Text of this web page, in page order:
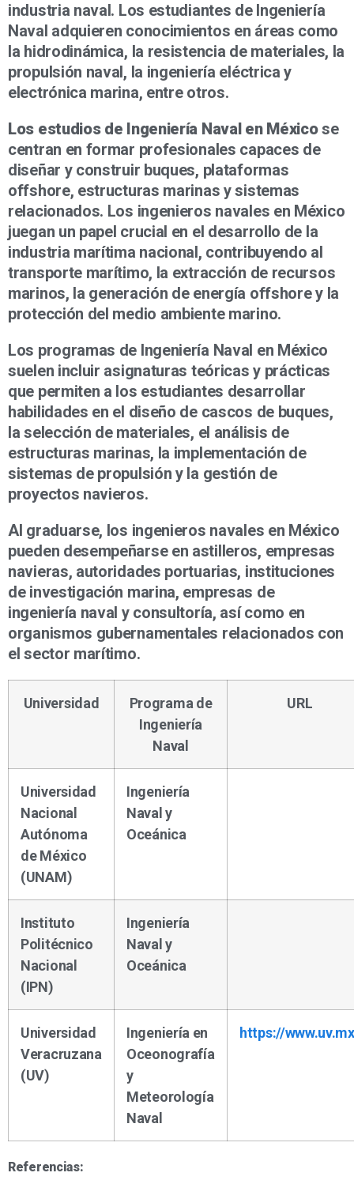
industria naval. Los estudiantes de Ingeniería
Naval adquieren conocimientos en áreas como
la hidrodinámica, la resistencia de materiales, la
propulsión naval, la ingeniería eléctrica y
electrónica marina, entre otros.
Los estudios de Ingeniería Naval en Méxicose
centran en formar profesionales capaces de
diseñar y construir buques, plataformas
offshore, estructuras marinas y sistemas
relacionados. Los ingenieros navales en México
juegan un papel crucial en el desarrollo de la
industria marítima nacional, contribuyendo al
transporte marítimo, la extracción de recursos
marinos, la generación de energía offshore y la
protección del medio ambiente marino.
Los programas de Ingeniería Naval en México
suelen incluir asignaturas teóricas y prácticas
que permiten a los estudiantes desarrollar
habilidades en el diseño de cascos de buques,
la selección de materiales, el análisis de
estructuras marinas, la implementación de
sistemas de propulsión y la gestión de
proyectos navieros.
Al graduarse, los ingenieros navales en México
pueden desempeñarse en astilleros, empresas
navieras, autoridades portuarias, instituciones
de investigación marina, empresas de
ingeniería naval y consultoría, así como en
organismos gubernamentales relacionados con
el sector marítimo.
Universidad
Programa de
Ingeniería
Naval
URL
Universidad
Nacional
Autónoma
de México
(UNAM)
Ingeniería
Naval y
Oceánica
Instituto
Politécnico
Nacional
(IPN)
Ingeniería
Naval y
Oceánica
Universidad
Veracruzana
(UV)
Ingeniería en
Oceonografía
y
Meteorología
Naval
https://
Referencias: